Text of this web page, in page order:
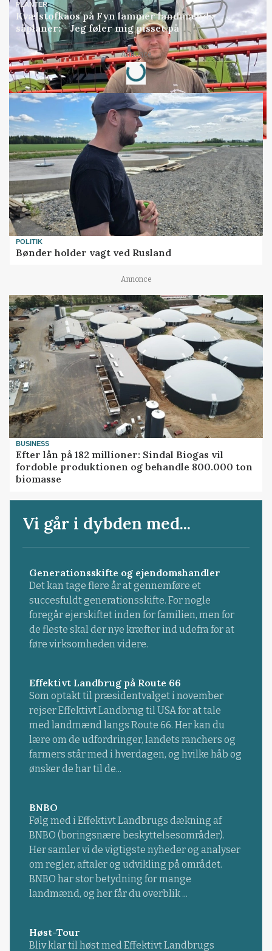
PLANTER
Kvælstofkaos på Fyn lammer landmænds
såplaner: - Jeg føler mig pisset på
Annonce
Loading...
POLITIK
Bønder holder vagt ved Rusland
Annonce
BUSINESS
Efter lån på 182 millioner: Sindal Biogas vil
fordoble produktionen og behandle 800.000 ton
biomasse
Vi går i dybden med...
Generationsskifte og ejendomshandler
Det kan tage flere år at gennemføre et
succesfuldt generationsskifte. For nogle
foregår ejerskiftet inden for familien, men for
de fleste skal der nye kræfter ind udefra for at
føre virksomheden videre.
Effektivt Landbrug på Route 66
Som optakt til præsidentvalget i november
rejser Effektivt Landbrug til USA for at tale
med landmænd langs Route 66. Her kan du
lære om de udfordringer, landets ranchers og
farmers står med i hverdagen, og hvilke håb og
ønsker de har til de...
BNBO
Følg med i Effektivt Landbrugs dækning af
BNBO (boringsnære beskyttelsesområder).
Her samler vi de vigtigste nyheder og analyser
om regler, aftaler og udvikling på området.
BNBO har stor betydning for mange
landmænd, og her får du overblik ...
Høst-Tour
Bliv klar til høst med Effektivt Landbrugs